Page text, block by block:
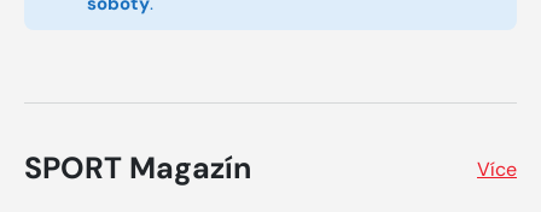
SPORT Magazín Více